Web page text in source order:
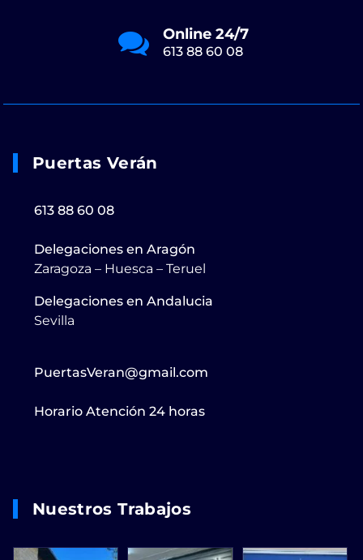
Online 24/7
613 88 60 08
Puertas Verán
613 88 60 08
Delegaciones en Aragón
Zaragoza – Huesca – Teruel
Delegaciones en Andalucia
Sevilla
PuertasVeran@gmail.com
Horario Atención 24 horas
Nuestros Trabajos